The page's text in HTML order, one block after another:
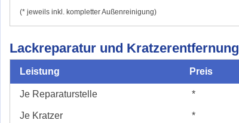
(* jeweils inkl. kompletter Außenreinigung)
Lackreparatur und Kratzerentfernung
Leistung Preis
Je Reparaturstelle *
Je Kratzer *